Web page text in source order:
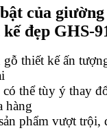
của
đẹp GHS-
thiết kế ấn
có thể tùy ý thay
hàng
phẩm vượt trội,